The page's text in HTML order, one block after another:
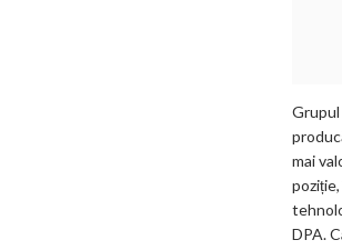
mai
DPA.